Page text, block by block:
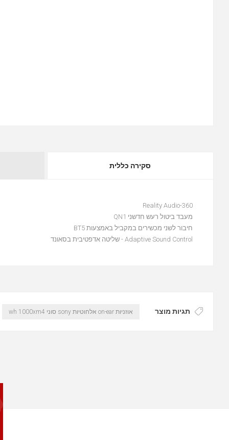
סקירה כללית
360-Reality Audio
מעבד ביטול רעש חדשני QN1
חיבור לשני מכשירים במקביל באמצעות BT5
Adaptive Sound Control - שליטה אדפטיבית בסאונד
תגיות מוצר אוזניות on-ear אלחוטיות sony סוני wh 1000xm4